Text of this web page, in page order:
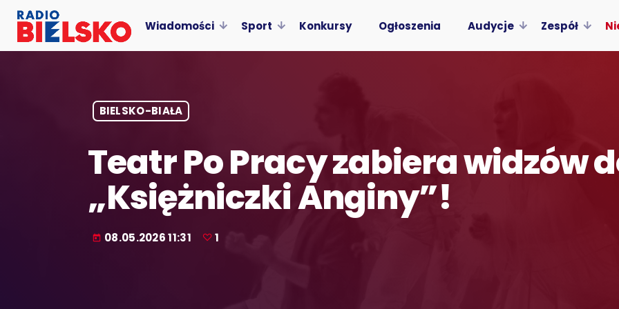
Wiadomości Sport Konkursy Ogłoszenia Audycje Zespół
BIELSKO-BIAŁA
Teatr Po Pracy zabiera widzów
„Księżniczki Anginy”!
today 08.05.2026 11:31 1